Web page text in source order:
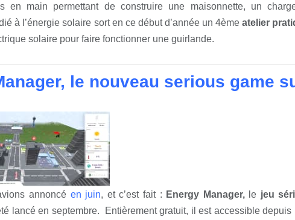
en main permettant de construire une maisonnette, un
à l’énergie solaire sort en ce début d’année un 4èmeatelier
solaire pour faire fonctionner une guirlande.
le nouveau serious game
annoncé en juin, et c’est fait : Energy Manager,le jeu
lancé en septembre. Entièrement gratuit, il est accessible depuis